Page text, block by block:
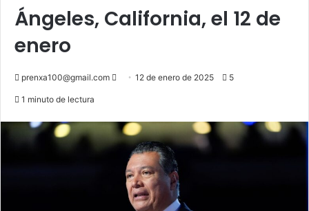
Ángeles, California, el 12 de
enero
prenxa100@gmail.com
Send12 de enero de 2025 5
1 minuto de lectura